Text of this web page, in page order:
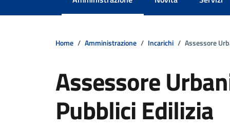
Home Amministrazione Incarichi Assessore
Assessore
Pubblici Edilizia